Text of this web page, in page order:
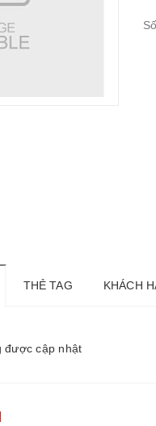
THẺ TAG KHÁCH
được cập nhật